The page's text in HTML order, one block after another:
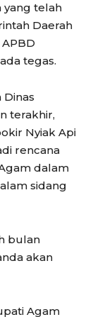
yang telah
Daerah
tegas.
Dinas
terakhir,
Nyiak Api
rencana
dalam
sidang
bulan
akan
Agam